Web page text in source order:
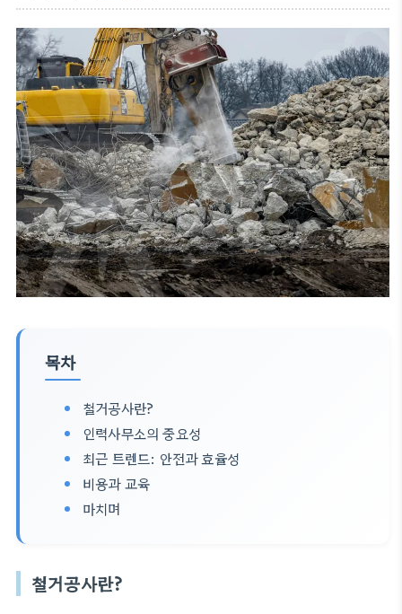
목차
철거공사란?
인력사무소의 중요성
최근 트렌드: 안전과 효율성
비용과 교육
마치며
철거공사란?